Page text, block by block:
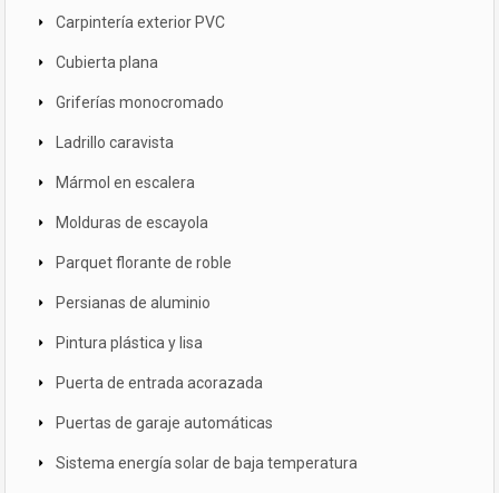
Carpintería exterior PVC
Cubierta plana
Griferías monocromado
Ladrillo caravista
Mármol en escalera
Molduras de escayola
Parquet florante de roble
Persianas de aluminio
Pintura plástica y lisa
Puerta de entrada acorazada
Puertas de garaje automáticas
Sistema energía solar de baja temperatura